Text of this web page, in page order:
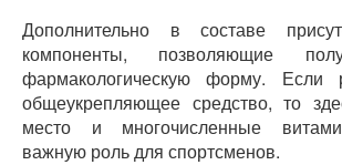
Дополнительно в составе
компоненты, позволяющие
фармакологическую форму. Если
общеукрепляющее средство, то
место и многочисленные
важную роль для спортсменов.